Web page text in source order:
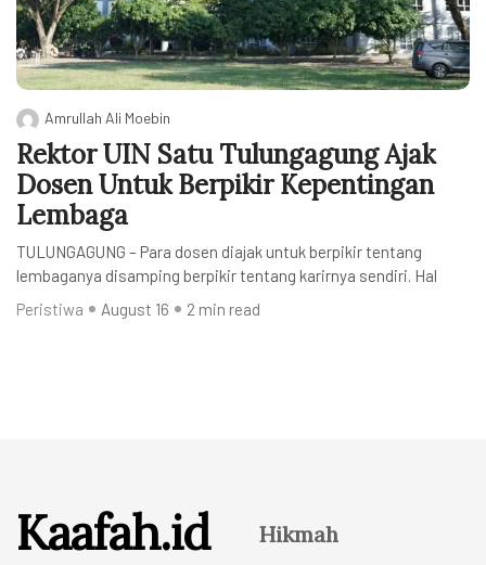
Amrullah Ali Moebin
Rektor UIN Satu Tulungagung Ajak
Dosen Untuk Berpikir Kepentingan
Lembaga
TULUNGAGUNG – Para dosen diajak untuk berpikir tentang
lembaganya disamping berpikir tentang karirnya sendiri. Hal
Peristiwa
August 16 2 min read
Kaafah.id Hikmah